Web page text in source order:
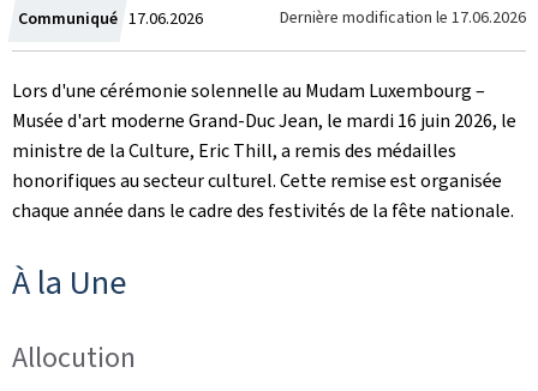
Communiqué Crée
le
17.06.2026 Dernière modification le 17.06.2026
Lors d'une cérémonie solennelle au Mudam Luxembourg –
Musée d'art moderne Grand-Duc Jean, le mardi 16 juin 2026, le
ministre de la Culture, Eric Thill, a remis des médailles
honorifiques au secteur culturel. Cette remise est organisée
chaque année dans le cadre des festivités de la fête nationale.
À la Une
Allocution